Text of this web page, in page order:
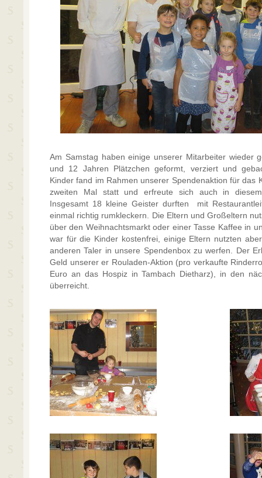
Am Samstag haben einige unserer Mitarbeiter wieder
und 12 Jahren Plätzchen geformt, verziert und
Kinder fand im Rahmen unserer Spendenaktion für das
zweiten Mal statt und erfreute sich auch in
Insgesamt 18 kleine Geister durften mit
einmal richtig rumkleckern. Die Eltern und Großeltern
über den Weihnachtsmarkt oder einer Tasse Kaffee in
war für die Kinder kostenfrei, einige Eltern nutzten
anderen Taler in unsere Spendenbox zu werfen. Der
Geld unserer er Rouladen-Aktion (pro verkaufte
Euro an das Hospiz in Tambach Dietharz), in den
überreicht.